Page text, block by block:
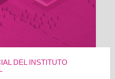
DEL INSTITUTO